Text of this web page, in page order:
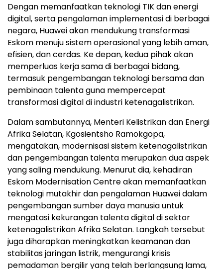
Dengan memanfaatkan teknologi TIK dan energi
digital, serta pengalaman implementasi di berbagai
negara, Huawei akan mendukung transformasi
Eskom menuju sistem operasional yang lebih aman,
efisien, dan cerdas. Ke depan, kedua pihak akan
memperluas kerja sama di berbagai bidang,
termasuk pengembangan teknologi bersama dan
pembinaan talenta guna mempercepat
transformasi digital di industri ketenagalistrikan.
Dalam sambutannya, Menteri Kelistrikan dan Energi
Afrika Selatan, Kgosientsho Ramokgopa,
mengatakan, modernisasi sistem ketenagalistrikan
dan pengembangan talenta merupakan dua aspek
yang saling mendukung. Menurut dia, kehadiran
Eskom Modernisation Centre akan memanfaatkan
teknologi mutakhir dan pengalaman Huawei dalam
pengembangan sumber daya manusia untuk
mengatasi kekurangan talenta digital di sektor
ketenagalistrikan Afrika Selatan. Langkah tersebut
juga diharapkan meningkatkan keamanan dan
stabilitas jaringan listrik, mengurangi krisis
pemadaman bergilir yang telah berlangsung lama,